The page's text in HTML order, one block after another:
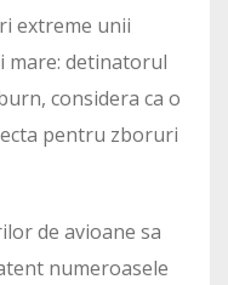
extreme unii
mare: detinatorul
considera ca o
pentru zboruri
de avioane sa
numeroasele